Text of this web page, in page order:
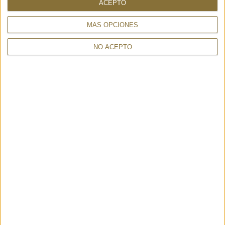
MÁS OPCIONES
NO ACEPTO
ACEPTO
CAMPOMAGGI
520,00 €
AT-3 DARK GOLD - MARCO
TADINI
233,00 €